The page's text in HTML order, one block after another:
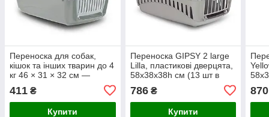
Переноска для собак,
кішок та інших тварин до 4
кг 46 × 31 × 32 см —
GIPSY 1 small Light Blue з
пластиковими дверцятами
411 ₴
Купити
Переноска GIPSY 2 large
Lilla, пластикові дверцята,
58х38х38h см (13 шт в
786₴
Купити
870